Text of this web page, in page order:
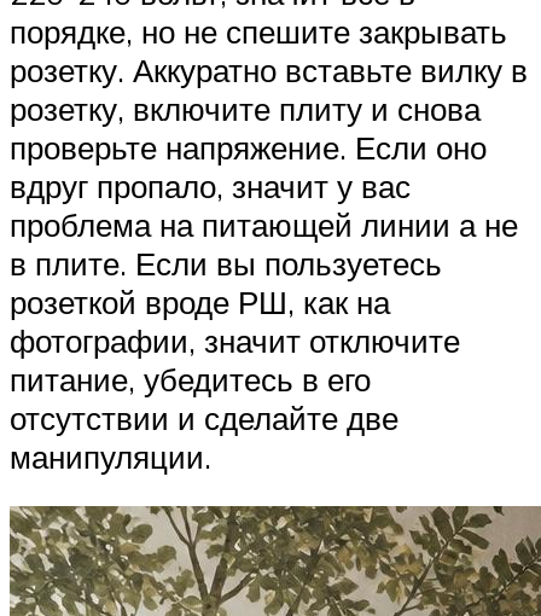
порядке, но не спешите закрывать
розетку. Аккуратно вставьте вилку в
розетку, включите плиту и снова
проверьте напряжение. Если оно
вдруг пропало, значит у вас
проблема на питающей линии а не
в плите. Если вы пользуетесь
розеткой вроде РШ, как на
фотографии, значит отключите
питание, убедитесь в его
отсутствии и сделайте две
манипуляции.